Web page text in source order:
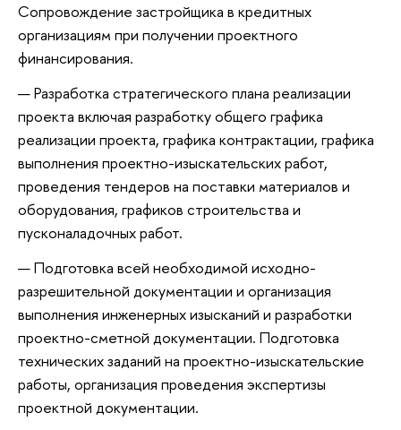
Сопровождение застройщика в кредитных
организациям при получении проектного
финансирования.
Разработка стратегического плана реализации
проекта включая разработку общего графика
реализации проекта, графика контрактации, графика
выполнения проектно-изыскательских работ,
проведения тендеров на поставки материалов и
оборудования, графиков строительства и
пусконаладочных работ.
Подготовка всей необходимой исходно-
разрешительной документации и организация
выполнения инженерных изысканий и разработки
проектно-сметной документации. Подготовка
технических заданий на проектно-изыскательские
работы, организация проведения экспертизы
проектной документации.